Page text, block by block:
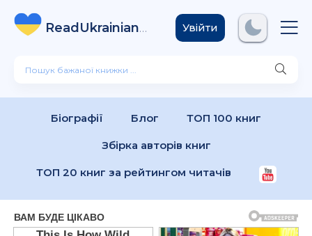
ReadUkrainian
Books .com
Увійти
Біографії Блог ТОП 100 книг
Збірка авторів книг
ТОП 20 книг за рейтингом читачів